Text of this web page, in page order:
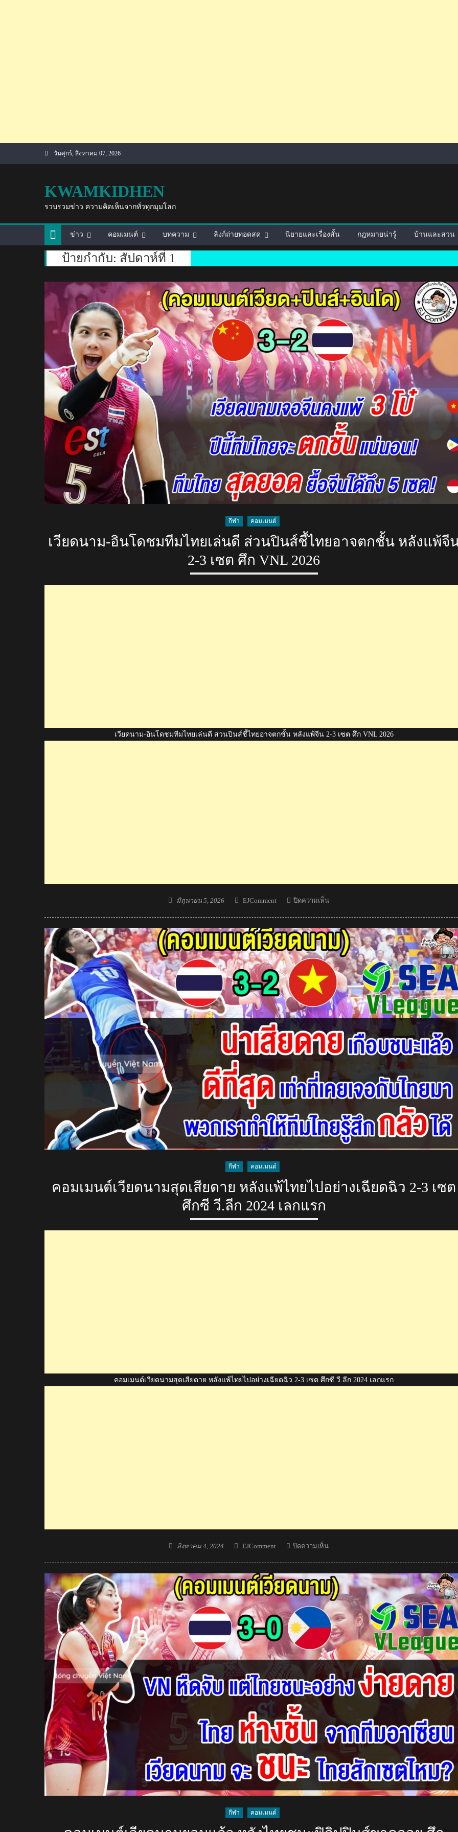
วันศุกร์, สิงหาคม 07, 2026
KWAMKIDHEN
รวบรวมข่าว ความคิดเห็นจากทั่วทุกมุมโลก
ข่าว คอมเมนต์ บทความ ลิงก์ถ่ายทอดสด นิยายและเรื่องสั้น กฎหมายน่ารู้ บ้านและสวน
ป้ายกำกับ: สัปดาห์ที่ 1
กีฬา คอมเมนต์
เวียดนาม-อินโดชมทีมไทยเล่นดี ส่วนปินส์ชี้ไทยอาจตกชั้น หลังแพ้จี
2-3 เซต ศึก VNL 2026
เวียดนาม-อินโดชมทีมไทยเล่นดี ส่วนปินส์ชี้ไทยอาจตกชั้น หลังแพ้จีน 2-3 เซต ศึก VNL 2026
Posted
มิถุนายน 5, 2026 Author
EJComment ปิดความเห็น
โด
ชม
ทีม
ไทย
เล่น
ดี
ส่วน
ปินส์
ชี้
ไทย
อาจ
หลัง
แพ้
2-
3
2026
กีฬา คอมเมนต์
คอมเมนต์เวียดนามสุดเสียดาย หลังแพ้ไทยไปอย่างเฉียดฉิว 2-3 เซต
ศึกซี วี.ลีก 2024 เลกแรก
คอมเมนต์เวียดนามสุดเสียดาย หลังแพ้ไทยไปอย่างเฉียดฉิว 2-3 เซต ศึกซี วี.ลีก 2024 เลกแรก
Posted
สิงหาคม 4, 2024 Author
EJComment ปิดความเห็น
ต์
เวียดนาม
สุด
เสียดาย
หลัง
แพ้
ไทย
ไป
อย่าง
เฉียด
ฉิว
เซต
ศึก
วี.ลีก
2024
เลก
กีฬา คอมเมนต์